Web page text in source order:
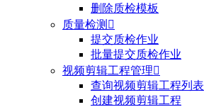
删除质检模板
质量检测 
提交质检作业
批量提交质检作业
视频剪辑工程管理
查询视频剪辑工程列表
创建视频剪辑工程